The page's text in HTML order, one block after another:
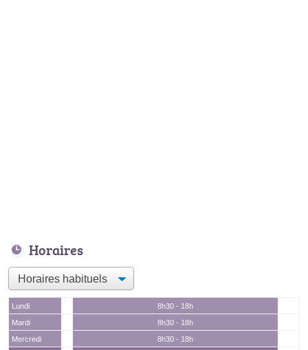
Horaires
Lundi
8h30 - 18h
Mardi
8h30 - 18h
Mercredi
8h30 - 18h